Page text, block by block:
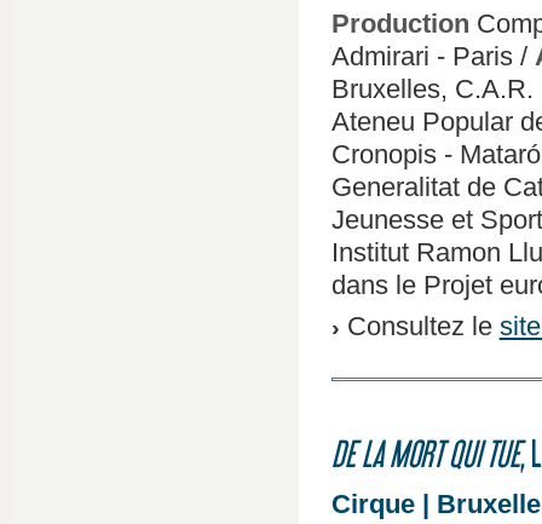
Production
Admirari - Paris /
Bruxelles,
Ateneu Popular
Cronopis -
Generalitat de
Jeunesse et
Institut Ramon
dans le Projet
Consultez le
DE LA MORT QUI TUE,
Cirque |